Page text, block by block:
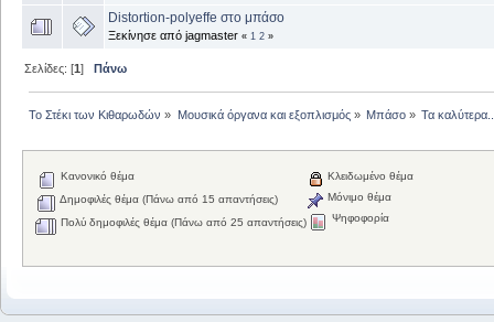
Distortion-polyeffe στο μπάσο
Ξεκίνησε από jagmaster « 1 2 »
Σελίδες: [1]Πάνω
Το Στέκι των Κιθαρωδών » Μουσικά όργανα και εξοπλισμός» Μπάσο» Τα
Κανονικό θέμα
Δημοφιλές θέμα (Πάνω από 15 απαντήσεις)
Πολύ δημοφιλές θέμα (Πάνω από 25 απαντήσεις)
Κλειδωμένο θέμα
Μόνιμο θέμα
Ψηφοφορία